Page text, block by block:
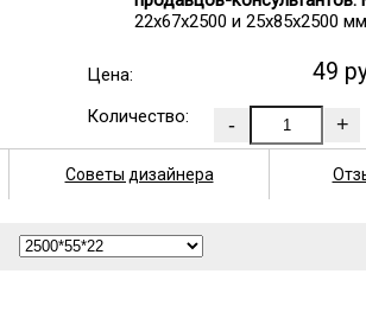
22х67х2500 и 25х85х2500 мм
Цена: 49
Количество:
Советы дизайнера